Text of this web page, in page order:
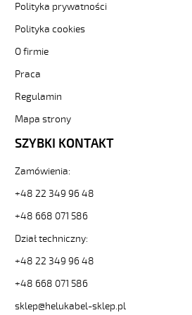
elastyczne.
JZ-
500
6G1,5
elastyczny
300/500V
żyły
czarne
od
[kod:
10097].
https://www.static.helukabel-
sklep.pl/upload/galleries/
500
Kabel
elastyczny
Polityka prywatności
Polityka cookies
O firmie
Praca
Regulamin
Mapa strony
SZYBKI KONTAKT
Zamówienia:
+48 22 349 96 48
+48 668 071 586
Dział techniczny:
+48 22 349 96 48
+48 668 071 586
sklep@helukabel-sklep.pl